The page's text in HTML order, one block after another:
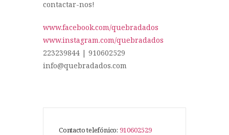
contactar-nos!
www.facebook.com/quebradados
www.instagram.com/quebradados
223239844 | 910602529
info@quebradados.com
Contacto telefónico: 910602529